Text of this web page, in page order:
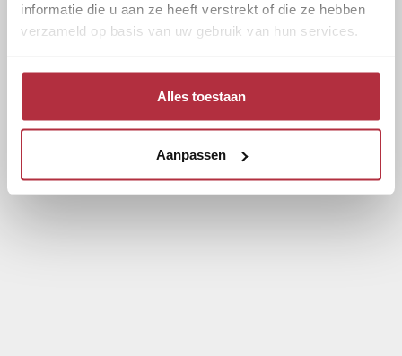
informatie die u aan ze heeft verstrekt of die ze hebben
verzameld op basis van uw gebruik van hun services.
Alles toestaan
Aanpassen